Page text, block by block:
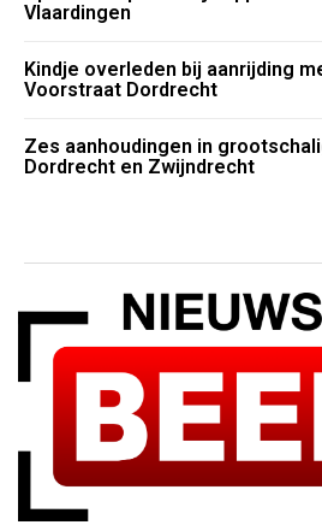
Vlaardingen
Kindje overleden bij aanrijding
Voorstraat Dordrecht
Zes aanhoudingen in
Dordrecht en Zwijndrecht